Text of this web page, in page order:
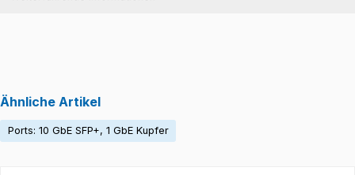
Ähnliche Artikel
Ports: 10 GbE SFP+, 1 GbE Kupfer